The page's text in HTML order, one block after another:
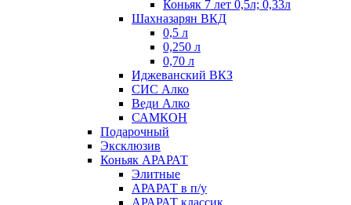
Коньяк 7 лет 0,5л; 0,33л
Шахназарян ВКД
0,5 л
0,250 л
0,70 л
Иджеванский ВКЗ
СИС Алко
Веди Алко
САМКОН
Подарочный
Эксклюзив
Коньяк АРАРАТ
Элитные
АРАРАТ в п/у
АРАРАТ классик